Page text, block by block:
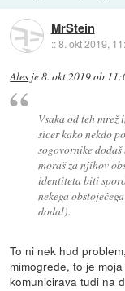
MrStein
::8. okt 2019,
Ales je8. okt 2019 ob
Vsaka od teh
sicer kako nekdo
sogovornike
moraš za njihov
identiteta biti
nekega
dodal).
To ni nek hud
mimogrede, to je
komunicirava tudi na